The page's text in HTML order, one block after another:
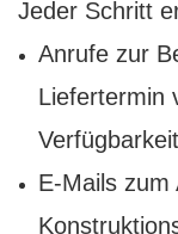
Jeder Schritt
Anrufe zur
Liefertermin
E-Mails zum